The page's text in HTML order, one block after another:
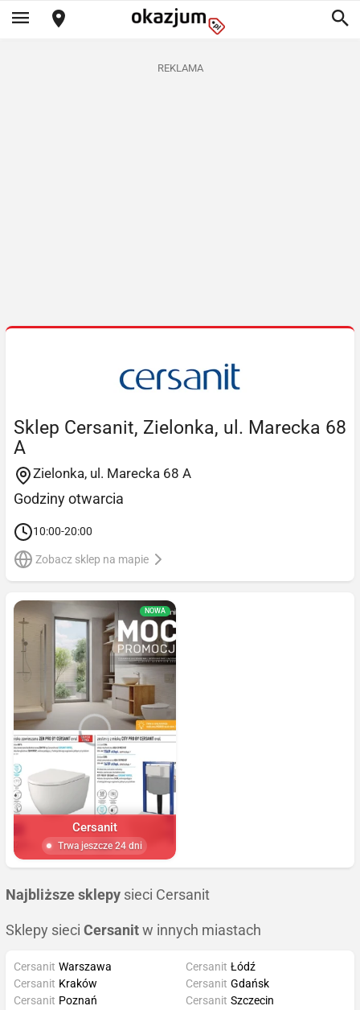
REKLAMA
Sklep Cersanit, Zielonka, ul. Marecka 68
A
Zielonka, ul. Marecka 68 A
Godziny otwarcia
10:00-20:00
Zobacz sklep na mapie
NOWA
Cersanit
Trwa jeszcze 24 dni
Najbliższe sklepy sieci Cersanit
Sklepy sieci Cersanit w innych miastach
Cersanit Warszawa
Cersanit Kraków
Cersanit Poznań
Cersanit Łódź
Cersanit Gdańsk
Cersanit Szczecin